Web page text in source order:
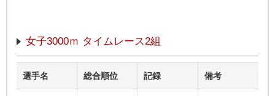
女子3000ｍ タイムレース2組
選手名 総合順位 記録 備考